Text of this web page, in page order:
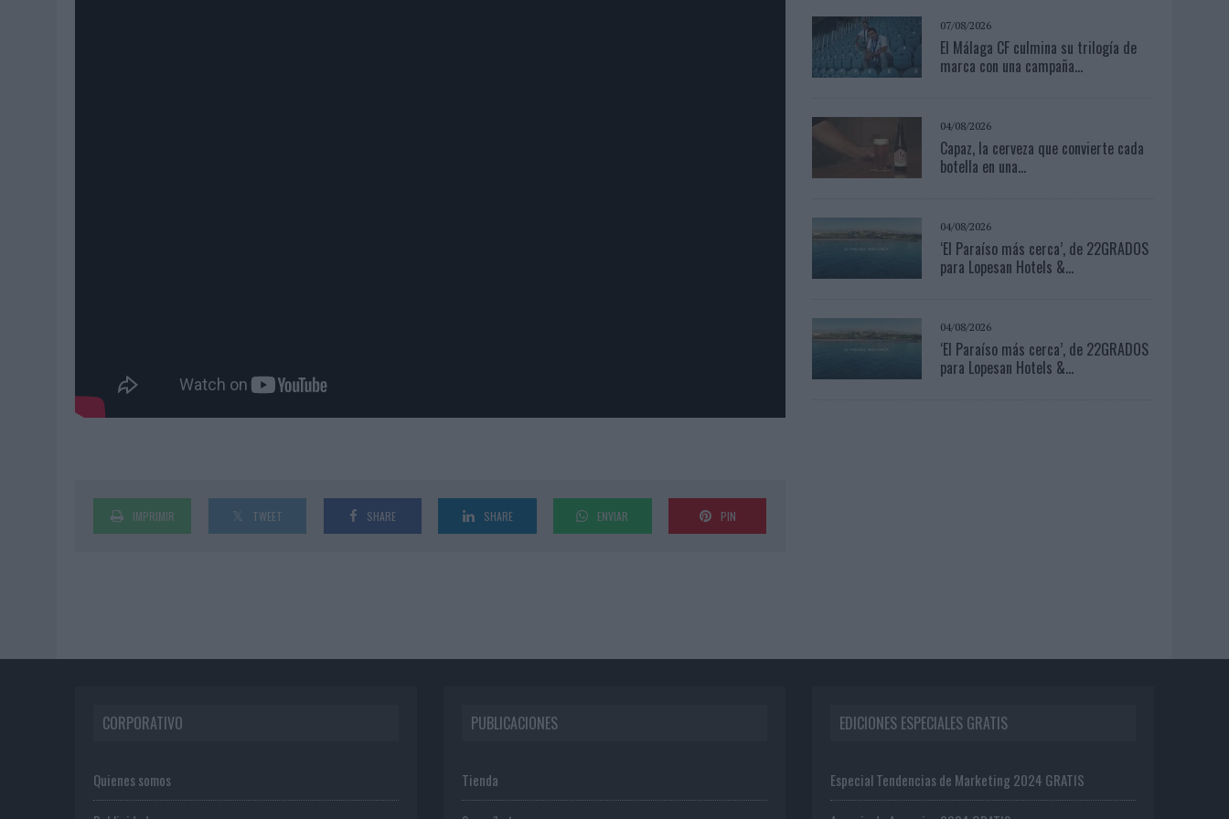
IMPRIMIR TWEET SHARE SHARE ENVIAR PIN
07/08/2026
El Málaga CF culmina su trilogía de
marca con una campaña...
04/08/2026
Capaz, la cerveza que convierte cada
botella en una...
04/08/2026
‘El Paraíso más cerca’, de 22GRADOS
para Lopesan Hotels &...
04/08/2026
‘El Paraíso más cerca’, de 22GRADOS
para Lopesan Hotels &...
CORPORATIVO
Quienes somos
PUBLICACIONES
Tienda
EDICIONES ESPECIALES GRATIS
Especial Tendencias de Marketing 2024 GRATIS